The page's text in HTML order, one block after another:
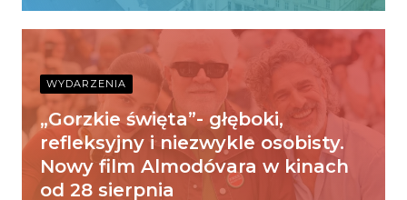
WYDARZENIA
„Gorzkie święta”- głęboki,
refleksyjny i niezwykle osobisty.
Nowy film Almodóvara w kinach
od 28 sierpnia